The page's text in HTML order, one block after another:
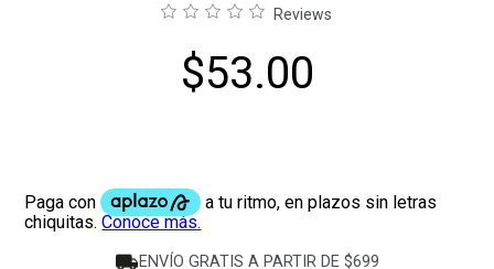
Reviews
$53.00
ENVÍO GRATIS A PARTIR DE $699